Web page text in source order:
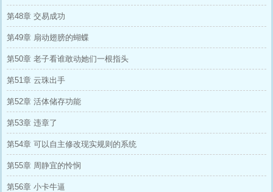
第48章 交易成功
第49章 扇动翅膀的蝴蝶
第50章 老子看谁敢动她们一根指头
第51章 云珠出手
第52章 活体储存功能
第53章 违章了
第54章 可以自主修改现实规则的系统
第55章 周静宜的怜悯
第56章 小卡牛逼